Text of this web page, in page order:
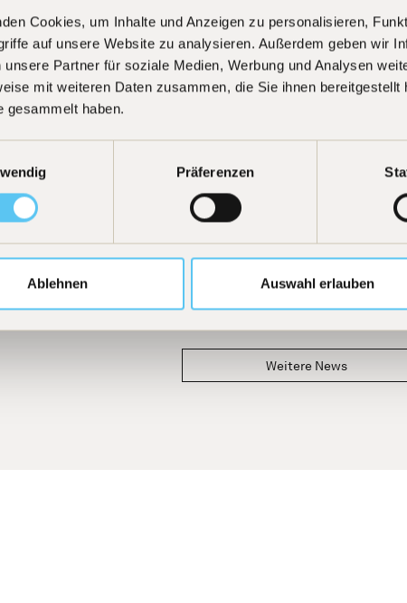
Cookies, um Inhalte und Anzeigen zu personalisieren,
auf unsere Website zu analysieren. Außerdem geben wir
unsere Partner für soziale Medien, Werbung und Analysen
mit weiteren Daten zusammen, die Sie ihnen
gesammelt haben.
Präferenzen
Ablehnen Auswahl erlauben
Weitere News